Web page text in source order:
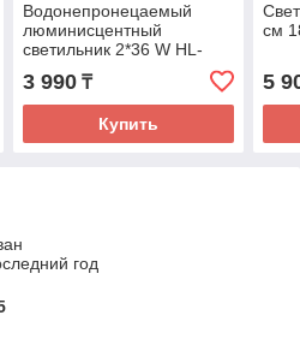
Водонепронецаемый
люминисцентный
светильник 2*36 W HL-
3 990₸
Купить
см
5
год